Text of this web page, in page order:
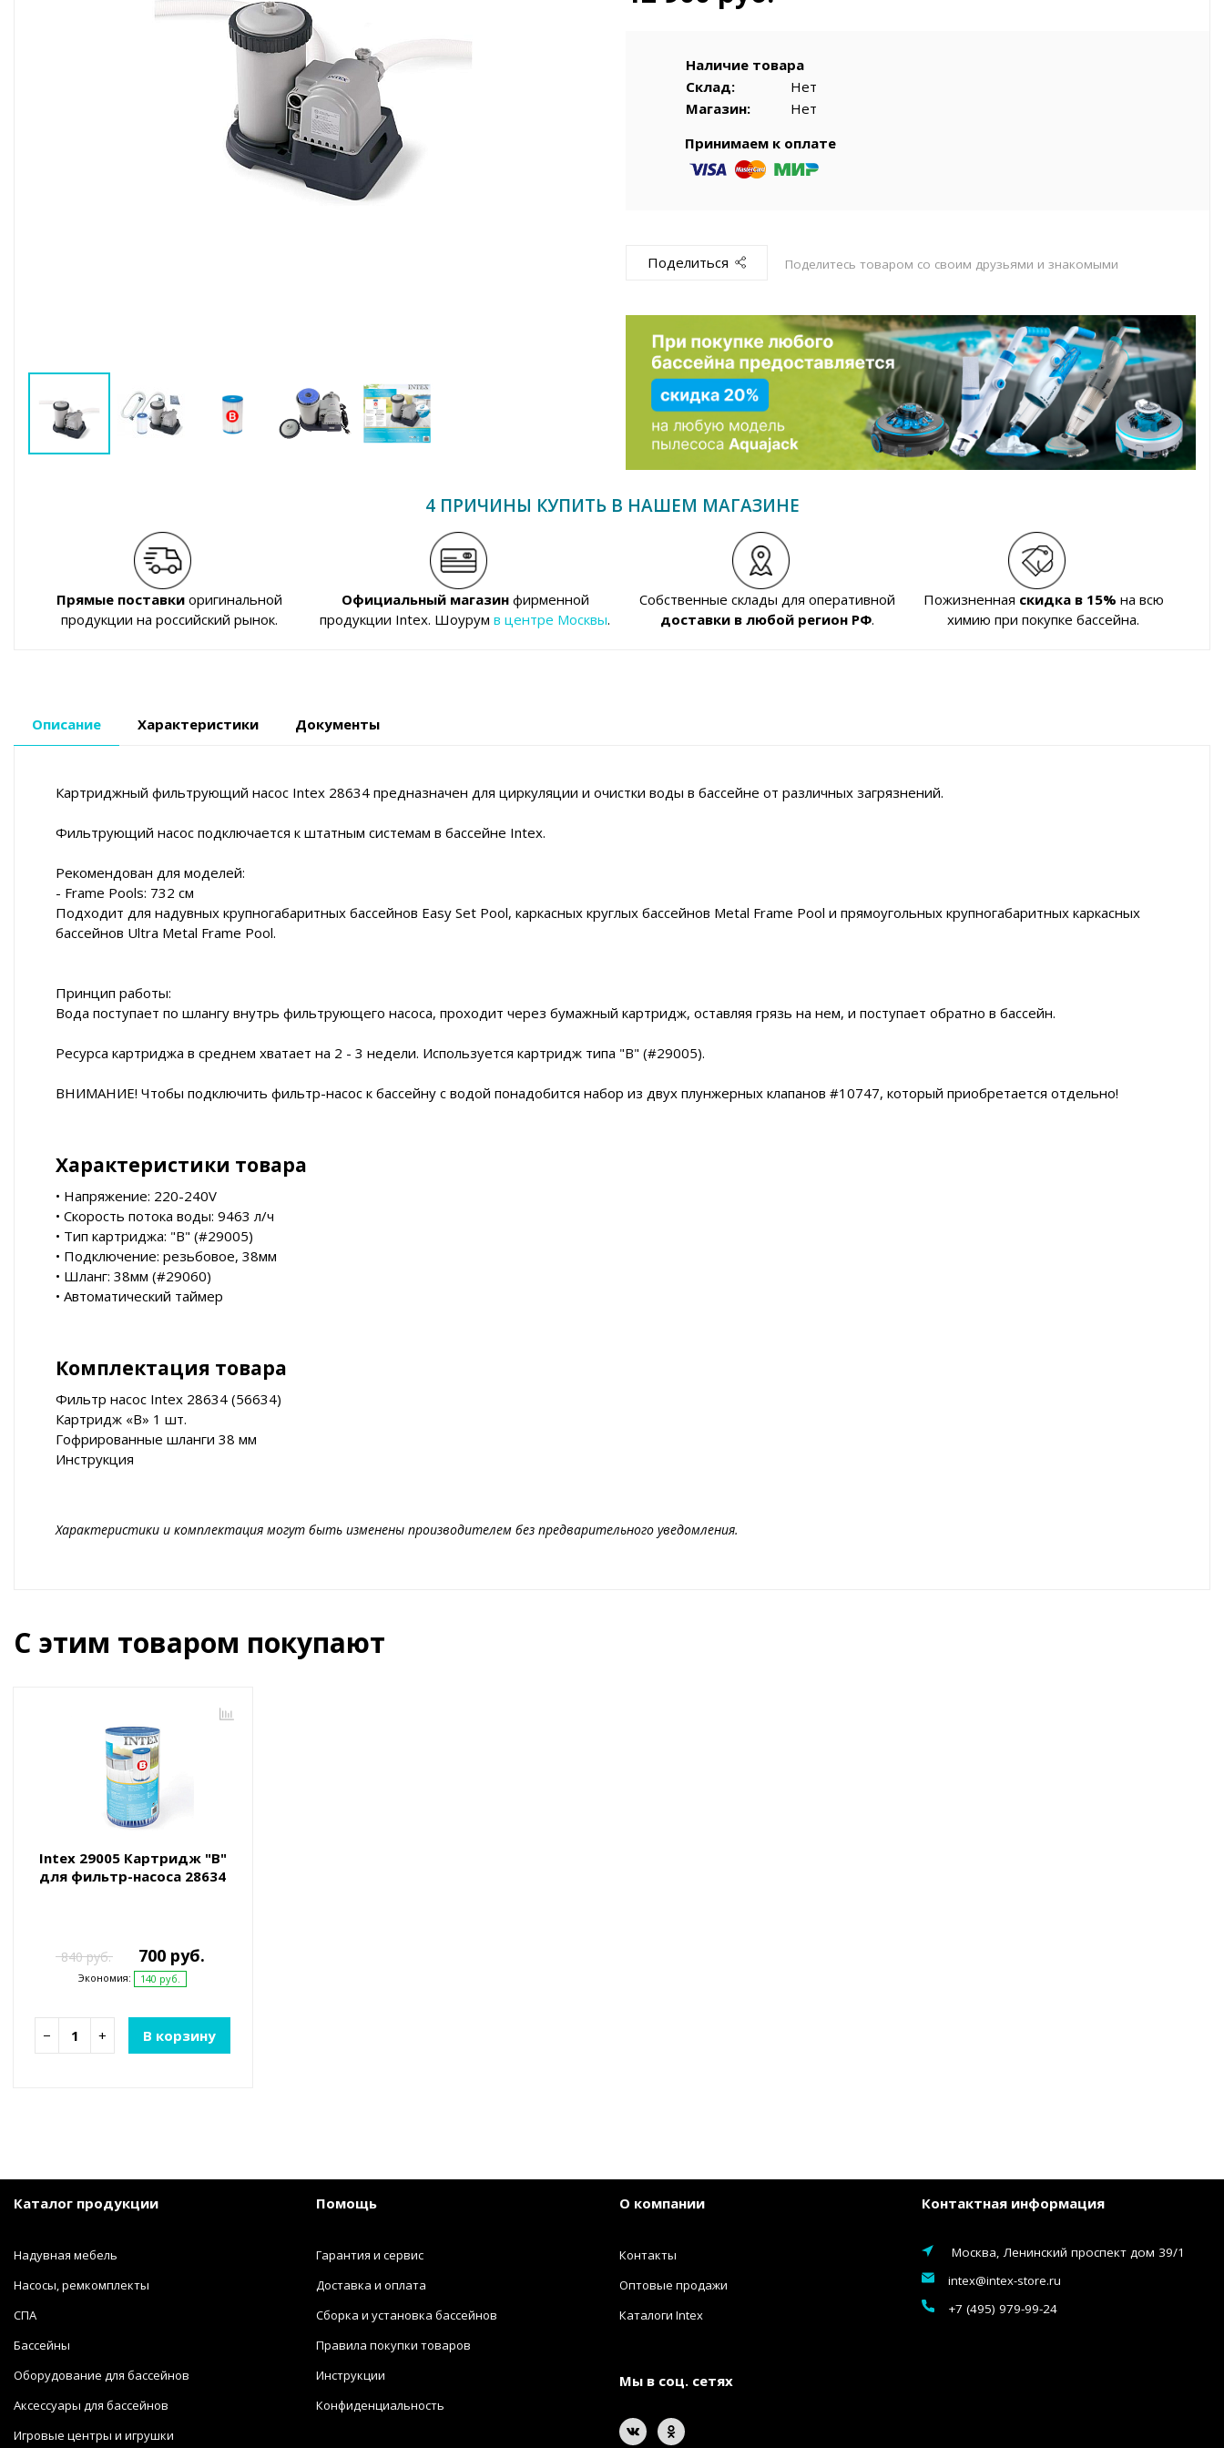
Наличие товара
Склад:
Нет
Магазин:
Нет
Принимаем к оплате
Поделиться Поделитесь товаром со своим друзьями и знакомыми
4 ПРИЧИНЫ КУПИТЬ В НАШЕМ МАГАЗИНЕ
Прямые поставкиоригинальной
продукции на российский рынок.
Официальный магазинфирменной
продукции Intex. Шоурумв центре Москвы.
Собственные склады для оперативной
доставки в любой регион РФ.
Пожизненная скидка в 15% на всю
химию при покупке бассейна.
Описание Характеристики Документы
Картриджный фильтрующий насос Intex 28634 предназначен для циркуляции и очистки воды в бассейне от различных загрязнений.
Фильтрующий насос подключается к штатным системам в бассейне Intex.
Рекомендован для моделей:
- Frame Pools: 732 см
Подходит для надувных крупногабаритных бассейнов Easy Set Pool, каркасных круглых бассейнов Metal Frame Pool и прямоугольных крупногабаритных каркасных
бассейнов Ultra Metal Frame Pool.
Принцип работы:
Вода поступает по шлангу внутрь фильтрующего насоса, проходит через бумажный картридж, оставляя грязь на нем, и поступает обратно в бассейн.
Ресурса картриджа в среднем хватает на 2 - 3 недели. Используется картридж типа "B" (#29005).
ВНИМАНИЕ! Чтобы подключить фильтр-насос к бассейну с водой понадобится набор из двух плунжерных клапанов #10747, который приобретается отдельно!
Характеристики товара
• Напряжение: 220-240V
• Cкорость потока воды: 9463 л/ч
• Тип картриджа: "B" (#29005)
• Подключение: резьбовое, 38мм
• Шланг: 38мм (#29060)
• Автоматический таймер
Комплектация товара
Фильтр насос Intex 28634 (56634)
Картридж «В» 1 шт.
Гофрированные шланги 38 мм
Инструкция
Характеристики и комплектация могут быть изменены производителем без предварительного уведомления.
С этим товаром покупают
Intex 29005 Картридж "B"
для фильтр-насоса 28634
840 руб. 700 руб.
Экономия: 140 руб.
− + В корзину
Каталог продукции
Надувная мебель
Насосы, ремкомплекты
СПА
Бассейны
Оборудование для бассейнов
Аксессуары для бассейнов
Игровые центры и игрушки
Помощь
Гарантия и сервис
Доставка и оплата
Сборка и установка бассейнов
Правила покупки товаров
Инструкции
Конфиденциальность
О компании
Контакты
Оптовые продажи
Каталоги Intex
Мы в соц. сетях
Контактная информация
Москва, Ленинский проспект дом 39/1
intex@intex-store.ru
+7 (495) 979-99-24